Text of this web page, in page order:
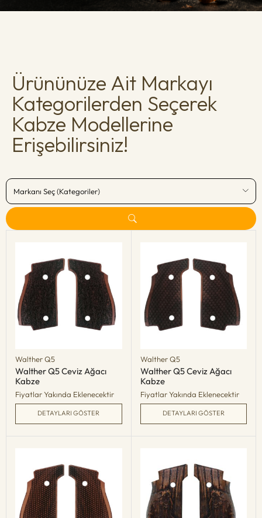
Ürününüze Ait Markayı
Kategorilerden Seçerek
Kabze Modellerine
Erişebilirsiniz!
Markanı Seç (Kategoriler)
Walther Q5
Walther Q5 Ceviz Ağacı
Kabze
Fiyatlar Yakında Eklenecektir
DETAYLARI GÖSTER
Walther Q5
Walther Q5 Ceviz Ağacı
Kabze
Fiyatlar Yakında Eklenecektir
DETAYLARI GÖSTER